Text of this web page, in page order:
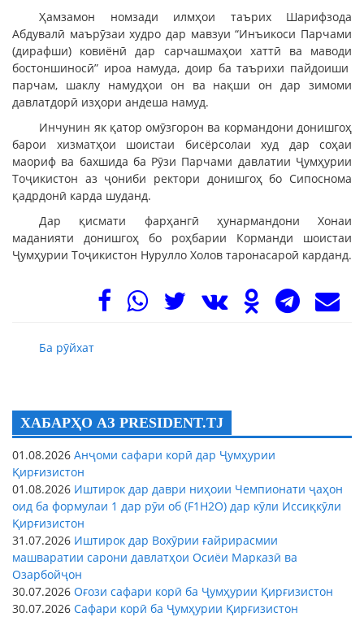
Ҳамзамон номзади илмҳои таърих Шарифзода
Абдувалӣ маърӯзаи худро дар мавзуи “Инъикоси Парчами
(дирафши) ковиёнӣ дар сарчашмаҳои хаттӣ ва маводи
бостоншиносӣ” ироа намуда, доир ба таърихи пайдоиши
парчам, шаклу намудҳои он ва нақши он дар зимоми
давлатдорӣ изҳори андеша намуд.
Инчунин як қатор омӯзгорон ва кормандони донишгоҳ
барои хизматҳои шоистаи бисёрсолаи худ дар соҳаи
маориф ва бахшида ба Рӯзи Парчами давлатии Ҷумҳурии
Тоҷикистон аз ҷониби ректори донишгоҳ бо Сипоснома
қадрдонӣ карда шуданд.
Дар қисмати фарҳангӣ ҳунармандони Хонаи
маданияти донишгоҳ бо роҳбарии Корманди шоистаи
Ҷумҳурии Тоҷикистон Нурулло Холов таронасароӣ карданд.
Ба рӯйхат
ХАБАРҲО АЗ PRESIDENT.TJ
01.08.2026 Анҷоми сафари корӣ дар Ҷумҳурии
Қирғизистон
01.08.2026 Иштирок дар даври ниҳоии Чемпионати ҷаҳон
оид ба формулаи 1 дар рӯи об (F1H2O) дар кӯли Иссиқкӯли
Қирғизистон
31.07.2026 Иштирок дар Вохӯрии ғайрирасмии
машваратии сарони давлатҳои Осиёи Марказӣ ва
Озарбойҷон
30.07.2026 Оғози сафари корӣ ба Ҷумҳурии Қирғизистон
30.07.2026 Сафари корӣ ба Ҷумҳурии Қирғизистон